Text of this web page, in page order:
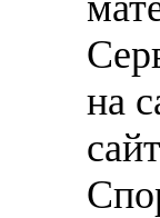
на